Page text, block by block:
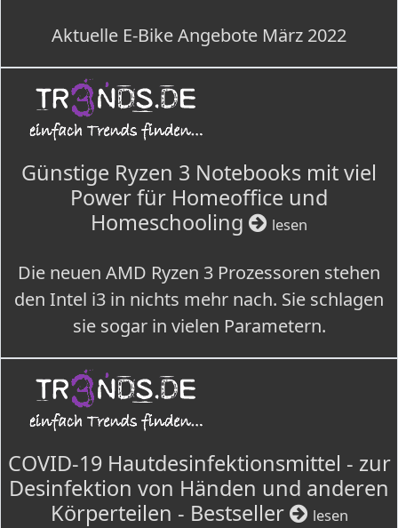
Aktuelle E-Bike Angebote März 2022
Günstige Ryzen 3 Notebooks mit viel
Power für Homeoffice und
Homeschooling
lesen
Die neuen AMD Ryzen 3 Prozessoren stehen
den Intel i3 in nichts mehr nach. Sie schlagen
sie sogar in vielen Parametern.
COVID-19 Hautdesinfektionsmittel - zur
Desinfektion von Händen und anderen
Körperteilen - Bestseller
lesen